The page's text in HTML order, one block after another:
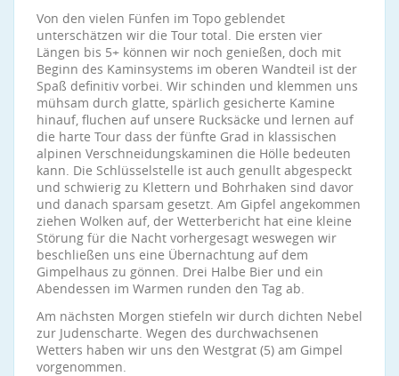
Von den vielen Fünfen im Topo geblendet
unterschätzen wir die Tour total. Die ersten vier
Längen bis 5+ können wir noch genießen, doch mit
Beginn des Kaminsystems im oberen Wandteil ist der
Spaß definitiv vorbei. Wir schinden und klemmen uns
mühsam durch glatte, spärlich gesicherte Kamine
hinauf, fluchen auf unsere Rucksäcke und lernen auf
die harte Tour dass der fünfte Grad in klassischen
alpinen Verschneidungskaminen die Hölle bedeuten
kann. Die Schlüsselstelle ist auch genullt abgespeckt
und schwierig zu Klettern und Bohrhaken sind davor
und danach sparsam gesetzt. Am Gipfel angekommen
ziehen Wolken auf, der Wetterbericht hat eine kleine
Störung für die Nacht vorhergesagt weswegen wir
beschließen uns eine Übernachtung auf dem
Gimpelhaus zu gönnen. Drei Halbe Bier und ein
Abendessen im Warmen runden den Tag ab.
Am nächsten Morgen stiefeln wir durch dichten Nebel
zur Judenscharte. Wegen des durchwachsenen
Wetters haben wir uns den Westgrat (5) am Gimpel
vorgenommen.